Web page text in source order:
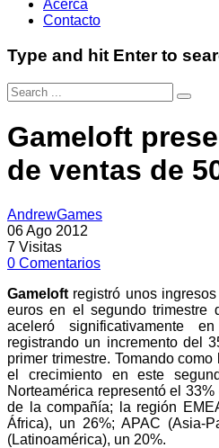
Acerca
Contacto
Type and hit Enter to
Gameloft
de ventas de
AndrewGames
06 Ago 2012
7 Visitas
0 Comentarios
Gameloft registró unos
euros en el segundo trimestre
aceleró significativamente
registrando un incremento del
primer trimestre. Tomando
el crecimiento en este
Norteamérica representó el
de la compañía; la región
África), un 26%; APAC (Asia-
(Latinoamérica), un 20%.